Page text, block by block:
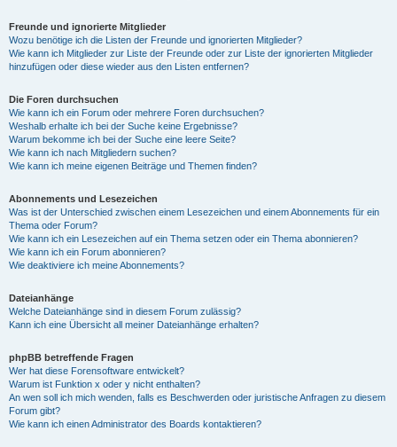
Freunde und ignorierte Mitglieder
Wozu benötige ich die Listen der Freunde und ignorierten Mitglieder?
Wie kann ich Mitglieder zur Liste der Freunde oder zur Liste der ignorierten Mitglieder
hinzufügen oder diese wieder aus den Listen entfernen?
Die Foren durchsuchen
Wie kann ich ein Forum oder mehrere Foren durchsuchen?
Weshalb erhalte ich bei der Suche keine Ergebnisse?
Warum bekomme ich bei der Suche eine leere Seite?
Wie kann ich nach Mitgliedern suchen?
Wie kann ich meine eigenen Beiträge und Themen finden?
Abonnements und Lesezeichen
Was ist der Unterschied zwischen einem Lesezeichen und einem Abonnements für ein
Thema oder Forum?
Wie kann ich ein Lesezeichen auf ein Thema setzen oder ein Thema abonnieren?
Wie kann ich ein Forum abonnieren?
Wie deaktiviere ich meine Abonnements?
Dateianhänge
Welche Dateianhänge sind in diesem Forum zulässig?
Kann ich eine Übersicht all meiner Dateianhänge erhalten?
phpBB betreffende Fragen
Wer hat diese Forensoftware entwickelt?
Warum ist Funktion x oder y nicht enthalten?
An wen soll ich mich wenden, falls es Beschwerden oder juristische Anfragen zu diesem
Forum gibt?
Wie kann ich einen Administrator des Boards kontaktieren?